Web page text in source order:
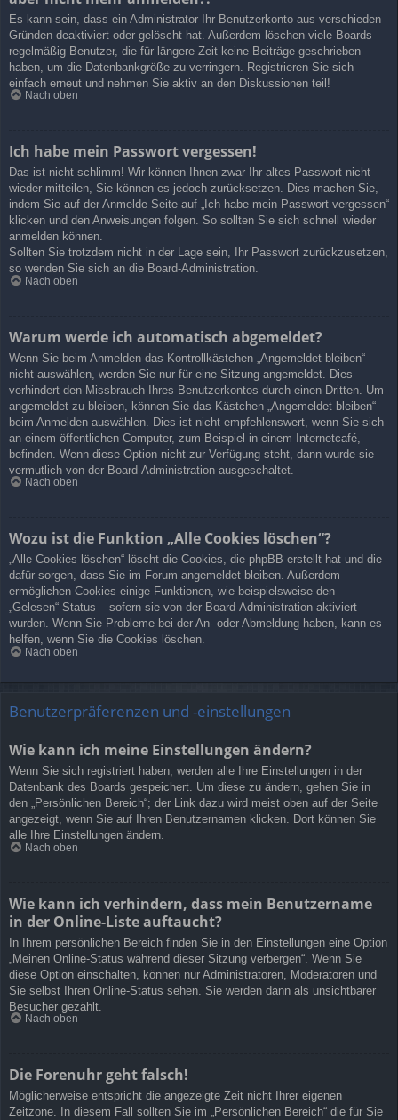
Es kann sein, dass ein Administrator Ihr Benutzerkonto aus verschieden
Gründen deaktiviert oder gelöscht hat. Außerdem löschen viele Boards
regelmäßig Benutzer, die für längere Zeit keine Beiträge geschrieben
haben, um die Datenbankgröße zu verringern. Registrieren Sie sich
einfach erneut und nehmen Sie aktiv an den Diskussionen teil!
Nach oben
Ich habe mein Passwort vergessen!
Das ist nicht schlimm! Wir können Ihnen zwar Ihr altes Passwort nicht
wieder mitteilen, Sie können es jedoch zurücksetzen. Dies machen Sie,
indem Sie auf der Anmelde-Seite auf „Ich habe mein Passwort vergessen“
klicken und den Anweisungen folgen. So sollten Sie sich schnell wieder
anmelden können.
Sollten Sie trotzdem nicht in der Lage sein, Ihr Passwort zurückzusetzen,
so wenden Sie sich an die Board-Administration.
Nach oben
Warum werde ich automatisch abgemeldet?
Wenn Sie beim Anmelden das Kontrollkästchen „Angemeldet bleiben“
nicht auswählen, werden Sie nur für eine Sitzung angemeldet. Dies
verhindert den Missbrauch Ihres Benutzerkontos durch einen Dritten. Um
angemeldet zu bleiben, können Sie das Kästchen „Angemeldet bleiben“
beim Anmelden auswählen. Dies ist nicht empfehlenswert, wenn Sie sich
an einem öffentlichen Computer, zum Beispiel in einem Internetcafé,
befinden. Wenn diese Option nicht zur Verfügung steht, dann wurde sie
vermutlich von der Board-Administration ausgeschaltet.
Nach oben
Wozu ist die Funktion „Alle Cookies löschen“?
„Alle Cookies löschen“ löscht die Cookies, die phpBB erstellt hat und die
dafür sorgen, dass Sie im Forum angemeldet bleiben. Außerdem
ermöglichen Cookies einige Funktionen, wie beispielsweise den
„Gelesen“-Status – sofern sie von der Board-Administration aktiviert
wurden. Wenn Sie Probleme bei der An- oder Abmeldung haben, kann es
helfen, wenn Sie die Cookies löschen.
Nach oben
Benutzerpräferenzen und -einstellungen
Wie kann ich meine Einstellungen ändern?
Wenn Sie sich registriert haben, werden alle Ihre Einstellungen in der
Datenbank des Boards gespeichert. Um diese zu ändern, gehen Sie in
den „Persönlichen Bereich“; der Link dazu wird meist oben auf der Seite
angezeigt, wenn Sie auf Ihren Benutzernamen klicken. Dort können Sie
alle Ihre Einstellungen ändern.
Nach oben
Wie kann ich verhindern, dass mein Benutzername
in der Online-Liste auftaucht?
In Ihrem persönlichen Bereich finden Sie in den Einstellungen eine Option
„Meinen Online-Status während dieser Sitzung verbergen“. Wenn Sie
diese Option einschalten, können nur Administratoren, Moderatoren und
Sie selbst Ihren Online-Status sehen. Sie werden dann als unsichtbarer
Besucher gezählt.
Nach oben
Die Forenuhr geht falsch!
Möglicherweise entspricht die angezeigte Zeit nicht Ihrer eigenen
Zeitzone. In diesem Fall sollten Sie im „Persönlichen Bereich“ die für Sie